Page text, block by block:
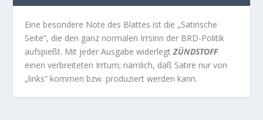
Eine besondere Note des Blattes ist die „Satirische
Seite“, die den ganz normalen Irrsinn der BRD-Politik
aufspießt. Mit jeder Ausgabe widerlegtZÜNDSTOFF
einen verbreiteten Irrtum; nämlich, daß Satire nur von
„links“ kommen bzw. produziert werden kann.